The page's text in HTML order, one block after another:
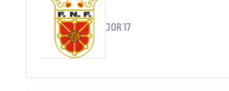
JOR 17